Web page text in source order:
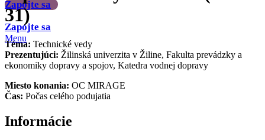
Zapojte sa
Zapojte sa
Menu
31)
Téma: Technické vedy
Prezentujúci: Žilinská univerzita v Žiline, Fakulta prevádzky a
ekonomiky dopravy a spojov, Katedra vodnej dopravy
Miesto konania: OC MIRAGE
Čas: Počas celého podujatia
Informácie